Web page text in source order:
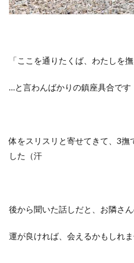
「ここを通りたくば、わたしを
…と言わんばかりの鎮座具合です
体をスリスリと寄せてきて、3撫
した（汗
後から聞いた話しだと、お隣さ
運が良ければ、会えるかもしれま